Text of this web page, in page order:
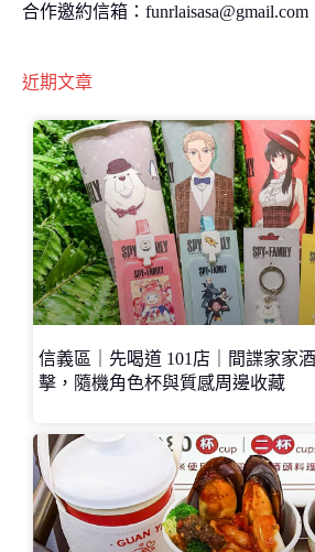
合作邀約信箱： funrlaisasa@gmail.com
近期文章
信義區｜先喝道 101店｜間諜家家
擊，隨機角色杯與質感周邊收藏